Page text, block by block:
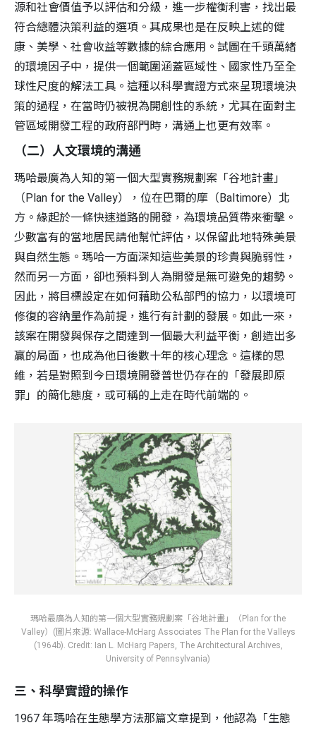
源和社會價值予以評估和分級，進一步權衡利害，找出最
符合總體決策利益的選項。其成果也是在反映上述的健
康、美學、社會收益等數據的綜合應用。試圖在千頭萬緒
的環境因子中，提供一個範圍涵蓋區域性、國家性乃至全
球性尺度的解法工具。這種以科學實證方式來呈現環境決
策的過程，在當時仍被視為開創性的系統，尤其在面對主
管區域開發工程的政府部門時，溝通上也更有效率。
（二）人文環境的溝通
瑪哈最廣為人知的第一個大型實務規劃案「谷地計畫」
（Plan for the Valley），位在巴爾的摩（Baltimore）北
方。緣起於一條快速道路的開發，為環境品質帶來衝擊。
少數富有的當地居民請他幫忙評估，以保留此地特殊美景
與自然生態。瑪哈一方面深知這些美景的珍貴與脆弱性，
然而另一方面，卻也預料到人為開發是無可避免的趨勢。
因此，將目標設定在如何藉助公私部門的協力，以環境可
修復的容納量作為前提，進行有計劃的發展。如此一來，
該案在開發與保存之間達到一個最大利益平衡，創造出多
贏的局面，也成為他日後數十年的核心理念。這樣的思
維，若是對照到今日環境開發普世仍存在的「發展即原
罪」的簡化態度，或可稱的上走在時代前端的。
瑪哈最廣為人知的第一個大型實務規劃案「谷地計畫」（Plan for the
Valley）(圖片來源: Wallace-McHarg Associates The Plan for the Valleys
(1964b). Credit: Ian L. McHarg Papers, The Architectural Archives,
University of Pennsylvania)
三、科學實證的操作
1967 年瑪哈在生態學方法那篇文章提到，他認為「生態